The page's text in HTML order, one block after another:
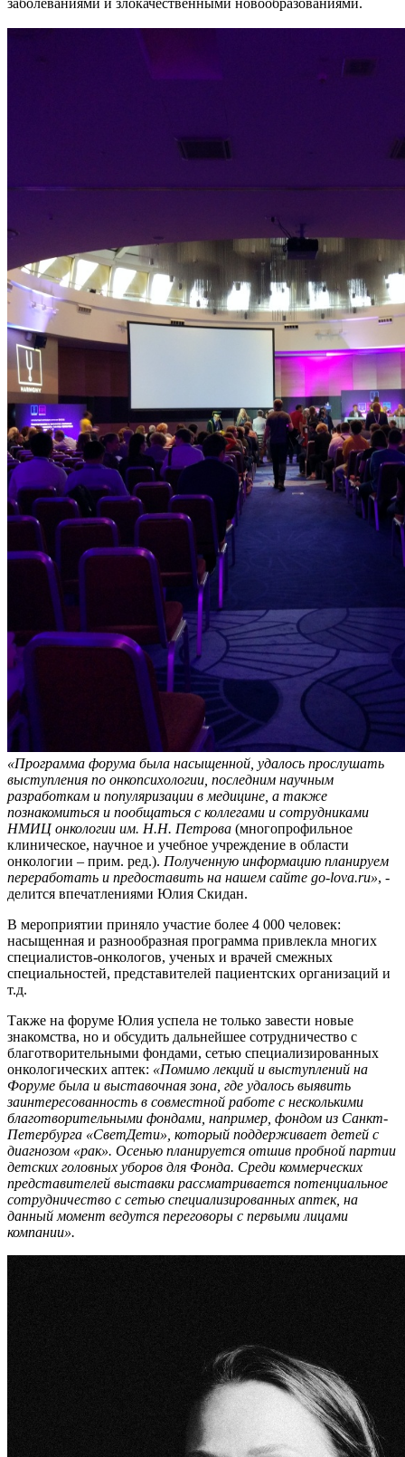
заболеваниями и злокачественными новообразованиями.
«Программа форума была насыщенной, удалось прослушать
выступления по онкопсихологии, последним научным
разработкам и популяризации в медицине, а также
познакомиться и пообщаться с коллегами и сотрудниками
НМИЦ онкологии им. Н.Н. Петрова (многопрофильное
клиническое, научное и учебное учреждение в области
онкологии – прим. ред.). Полученную информацию планируем
переработать и предоставить на нашем сайте go-lova.ru», -
делится впечатлениями Юлия Скидан.
В мероприятии приняло участие более 4 000 человек:
насыщенная и разнообразная программа привлекла многих
специалистов-онкологов, ученых и врачей смежных
специальностей, представителей пациентских организаций и
т.д.
Также на форуме Юлия успела не только завести новые
знакомства, но и обсудить дальнейшее сотрудничество с
благотворительными фондами, сетью специализированных
онкологических аптек: «Помимо лекций и выступлений на
Форуме была и выставочная зона, где удалось выявить
заинтересованность в совместной работе с несколькими
благотворительными фондами, например, фондом из Санкт-
Петербурга «СветДети», который поддерживает детей с
диагнозом «рак». Осенью планируется отшив пробной партии
детских головных уборов для Фонда. Среди коммерческих
представителей выставки рассматривается потенциальное
сотрудничество с сетью специализированных аптек, на
данный момент ведутся переговоры с первыми лицами
компании».